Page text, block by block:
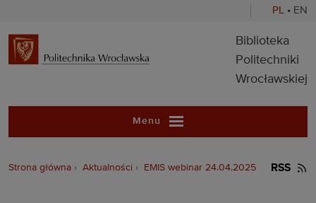
PL • EN
Biblioteka
Biblioteka
Politechniki
Wrocławskiej
Menu
Strona główna Aktualności EMIS webinar 24.04.2025 RSS